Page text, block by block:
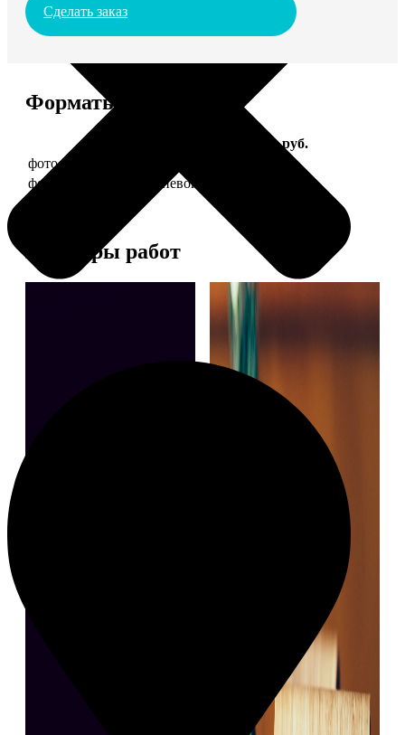
Сделать заказ
Форматы и цены
Цена, руб.
фото 30х40 в деревянной рамке
фото 30х40 в алюминиевой рамке
Примеры работ